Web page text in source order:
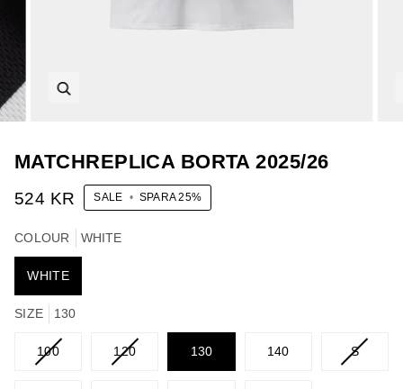
MATCHREPLICA BORTA 2025/26
524 KR SALE • SPARA25%
COLOUR WHITE
WHITE
SIZE 130
100VARIANT
SLUTSÅLD
120VARIANT
SLUTSÅLD
130 140 S